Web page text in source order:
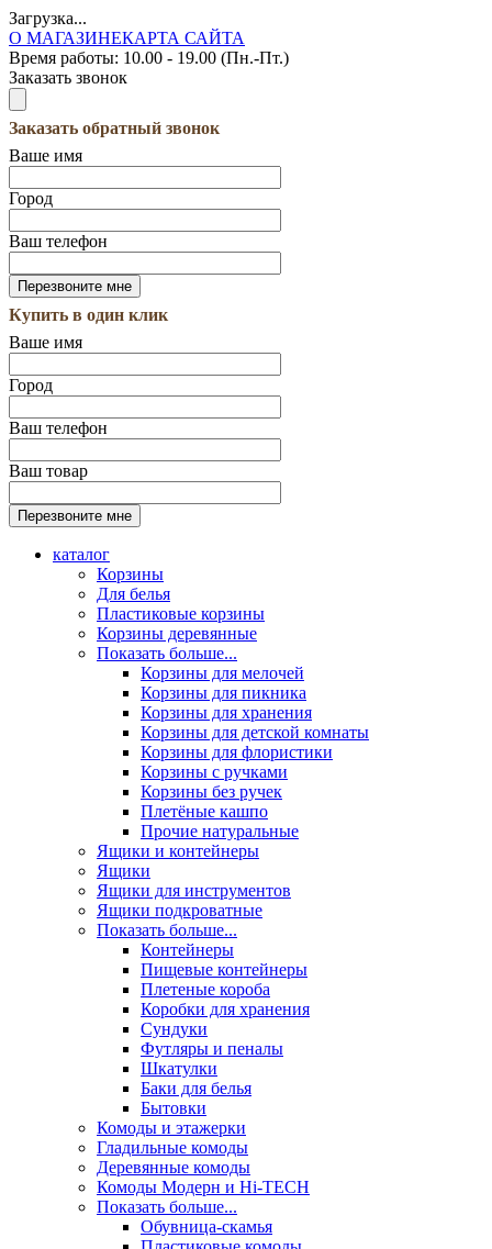
Загрузка...
О МАГАЗИНЕКАРТА САЙТА
Время работы: 10.00 - 19.00 (Пн.-Пт.)
Заказать звонок
Заказать обратный звонок
Ваше имя
Город
Ваш телефон
Купить в один клик
Ваше имя
Город
Ваш телефон
Ваш товар
каталог
Корзины
Для белья
Пластиковые корзины
Корзины деревянные
Показать больше...
Корзины для мелочей
Корзины для пикника
Корзины для хранения
Корзины для детской комнаты
Корзины для флористики
Корзины с ручками
Корзины без ручек
Плетёные кашпо
Прочие натуральные
Ящики и контейнеры
Ящики
Ящики для инструментов
Ящики подкроватные
Показать больше...
Контейнеры
Пищевые контейнеры
Плетеные короба
Коробки для хранения
Сундуки
Футляры и пеналы
Шкатулки
Баки для белья
Бытовки
Комоды и этажерки
Гладильные комоды
Деревянные комоды
Комоды Модерн и Hi-TECH
Показать больше...
Обувница-скамья